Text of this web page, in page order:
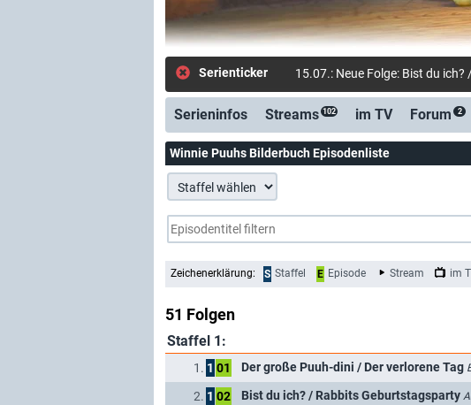
Serienticker 15.07.: Neue Folge: Bist du
Serieninfos Streams 102 im TV Forum 2
Winnie Puuhs Bilderbuch Episodenliste
Zeichenerklärung: S Staffel E Episode Stream im
51 Folgen
Staffel 1:
1. 1 01 Der große Puuh-dini / Der verlorene Tag
2. 1 02 Bist du ich? / Rabbits Geburtstagsparty